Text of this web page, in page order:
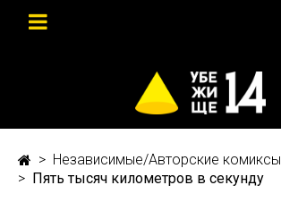
Независимые/Авторские комиксы
Пять тысяч километров в секунду